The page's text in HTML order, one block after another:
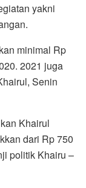
yakni
minimal Rp
2021 juga
Senin
Khairul
dari Rp 750
politik Khairu –